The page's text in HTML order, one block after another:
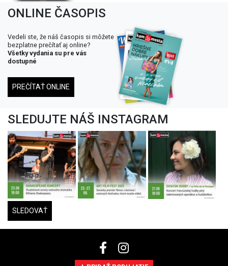
ONLINE ČASOPIS
Vedeli ste, že náš časopis si môžete
bezplatne prečítať aj online?
Všetky vydania su pre vás
dostupné
PREČÍTAŤ ONLINE
SLEDUJTE NÁŠ INSTAGRAM
SLEDOVAŤ